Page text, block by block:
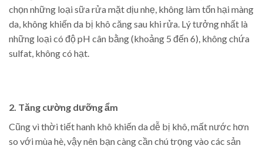
chọn những loại sữa rửa mặt dịu nhẹ, không làm tổn hại màng
da, không khiến da bị khô căng sau khi rửa. Lý tưởng nhất là
những loại có độ pH cân bằng (khoảng 5 đến 6), không chứa
sulfat, không có hạt.
2. Tăng cường dưỡng ẩm
Cũng vì thời tiết hanh khô khiến da dễ bị khô, mất nước hơn
so với mùa hè, vậy nên bạn càng cần chú trọng vào các sản